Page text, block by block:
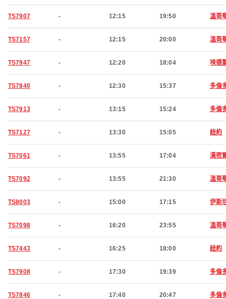
TS7907 - 12:15 19:50 溫哥
TS7157 - 12:15 20:00 溫哥
TS7947 - 12:20 18:04 埃德
TS7840 - 12:30 15:37 多倫
TS7913 - 13:15 15:24 多倫
TS7127 - 13:30 15:05 紐約
TS7061 - 13:55 17:04 漢密
TS7092 - 13:55 21:30 溫哥
TS8003 - 15:00 17:15 伊斯
TS7098 - 16:20 23:55 溫哥
TS7443 - 16:25 18:00 紐約
TS7908 - 17:30 19:39 多倫
TS7846 - 17:40 20:47 多倫